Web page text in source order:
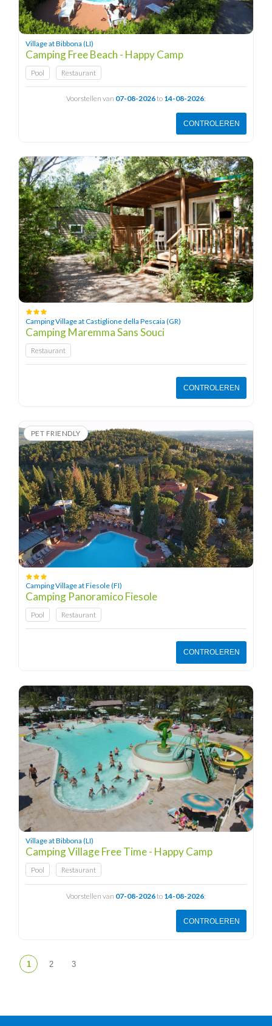
Village at Bibbona (LI)
Camping Free Beach - Happy Camp
Pool Restaurant
Voorstellen van 07-08-2026to 14-08-2026:
CONTROLEREN
Camping Village at Castiglione della Pescaia (GR)
Camping Maremma Sans Souci
Restaurant
CONTROLEREN
PET FRIENDLY
Camping Village at Fiesole (FI)
Camping Panoramico Fiesole
Pool Restaurant
CONTROLEREN
Village at Bibbona (LI)
Camping Village Free Time - Happy Camp
Pool Restaurant
Voorstellen van 07-08-2026to 14-08-2026:
CONTROLEREN